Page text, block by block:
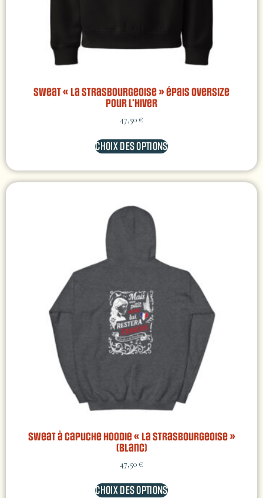
Sweat « La Strasbourgeoise » épais oversize
pour l’hiver
47,50€
CHOIX DES OPTIONS
Sweat à capuche hoodie « La Strasbourgeoise »
(Blanc)
47,50€
CHOIX DES OPTIONS